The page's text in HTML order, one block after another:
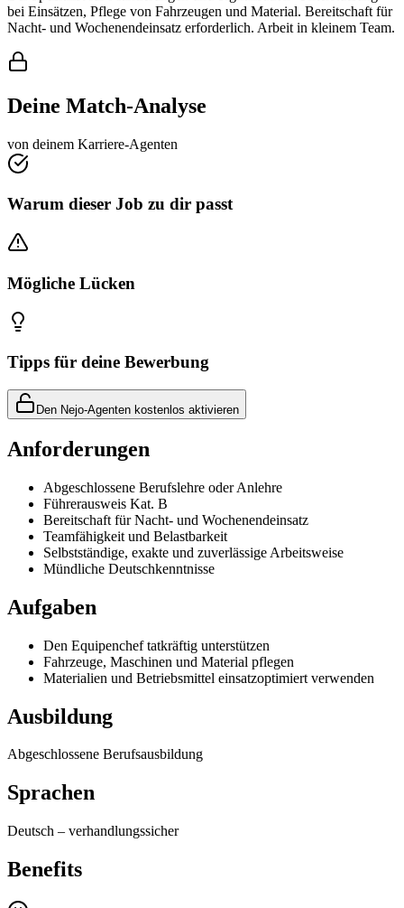
bei Einsätzen, Pflege von Fahrzeugen und Material. Bereitschaft für
Nacht- und Wochenendeinsatz erforderlich. Arbeit in kleinem Team.
Deine Match-Analyse
von deinem Karriere-Agenten
Warum dieser Job zu dir passt
Mögliche Lücken
Tipps für deine Bewerbung
Den Nejo-Agenten kostenlos aktivieren
Anforderungen
Abgeschlossene Berufslehre oder Anlehre
Führerausweis Kat. B
Bereitschaft für Nacht- und Wochenendeinsatz
Teamfähigkeit und Belastbarkeit
Selbstständige, exakte und zuverlässige Arbeitsweise
Mündliche Deutschkenntnisse
Aufgaben
Den Equipenchef tatkräftig unterstützen
Fahrzeuge, Maschinen und Material pflegen
Materialien und Betriebsmittel einsatzoptimiert verwenden
Ausbildung
Abgeschlossene Berufsausbildung
Sprachen
Deutsch – verhandlungssicher
Benefits